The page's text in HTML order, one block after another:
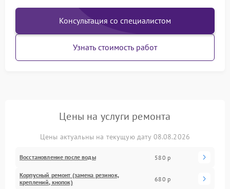
Консультация со специалистом
Узнать стоимость работ
Цены на услуги ремонта
Цены актуальны на текущую дату 08.08.2026
Восстановление после воды 580 р
Корпусный ремонт (замена резинок,
креплений, кнопок)
680 р